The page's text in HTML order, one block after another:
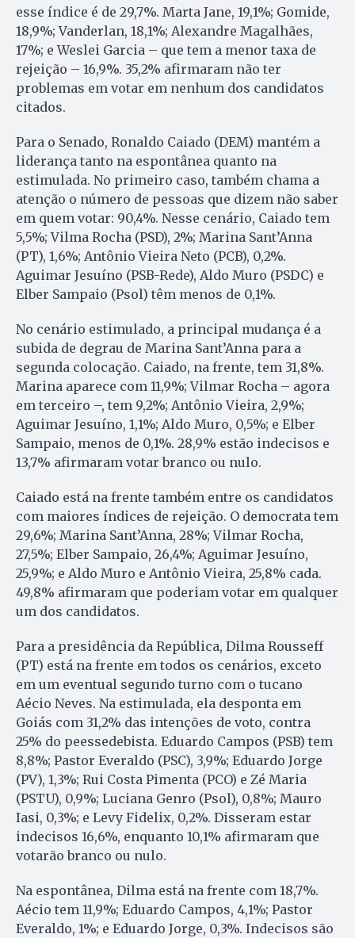
esse índice é de 29,7%. Marta Jane, 19,1%; Gomide,
18,9%; Vanderlan, 18,1%; Alexandre Magalhães,
17%; e Weslei Garcia – que tem a menor taxa de
rejeição – 16,9%. 35,2% afirmaram não ter
problemas em votar em nenhum dos candidatos
citados.
Para o Senado, Ronaldo Caiado (DEM) mantém a
liderança tanto na espontânea quanto na
estimulada. No primeiro caso, também chama a
atenção o número de pessoas que dizem não saber
em quem votar: 90,4%. Nesse cenário, Caiado tem
5,5%; Vilma Rocha (PSD), 2%; Marina Sant’Anna
(PT), 1,6%; Antônio Vieira Neto (PCB), 0,2%.
Aguimar Jesuíno (PSB-Rede), Aldo Muro (PSDC) e
Elber Sampaio (Psol) têm menos de 0,1%.
No cenário estimulado, a principal mudança é a
subida de degrau de Marina Sant’Anna para a
segunda colocação. Caiado, na frente, tem 31,8%.
Marina aparece com 11,9%; Vilmar Rocha – agora
em terceiro –, tem 9,2%; Antônio Vieira, 2,9%;
Aguimar Jesuíno, 1,1%; Aldo Muro, 0,5%; e Elber
Sampaio, menos de 0,1%. 28,9% estão indecisos e
13,7% afirmaram votar branco ou nulo.
Caiado está na frente também entre os candidatos
com maiores índices de rejeição. O democrata tem
29,6%; Marina Sant’Anna, 28%; Vilmar Rocha,
27,5%; Elber Sampaio, 26,4%; Aguimar Jesuíno,
25,9%; e Aldo Muro e Antônio Vieira, 25,8% cada.
49,8% afirmaram que poderiam votar em qualquer
um dos candidatos.
Para a presidência da República, Dilma Rousseff
(PT) está na frente em todos os cenários, exceto
em um eventual segundo turno com o tucano
Aécio Neves. Na estimulada, ela desponta em
Goiás com 31,2% das intenções de voto, contra
25% do peessedebista. Eduardo Campos (PSB) tem
8,8%; Pastor Everaldo (PSC), 3,9%; Eduardo Jorge
(PV), 1,3%; Rui Costa Pimenta (PCO) e Zé Maria
(PSTU), 0,9%; Luciana Genro (Psol), 0,8%; Mauro
Iasi, 0,3%; e Levy Fidelix, 0,2%. Disseram estar
indecisos 16,6%, enquanto 10,1% afirmaram que
votarão branco ou nulo.
Na espontânea, Dilma está na frente com 18,7%.
Aécio tem 11,9%; Eduardo Campos, 4,1%; Pastor
Everaldo, 1%; e Eduardo Jorge, 0,3%. Indecisos são